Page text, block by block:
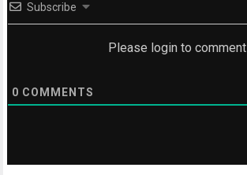
Subscribe
Please login to comment
0 COMMENTS